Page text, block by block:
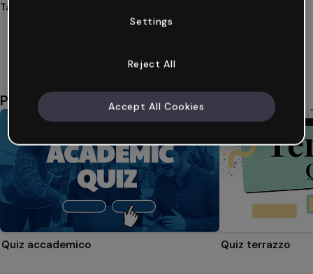
Tags
informazioni
Potrebbe piacerti anche
Quiz accademico Quiz terrazzo
Settings
Reject All
Accept All Cookies